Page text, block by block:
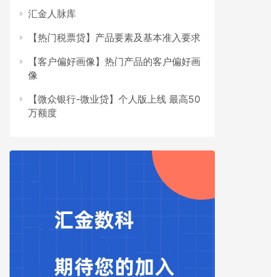
汇金人脉库
【热门税票贷】产品要素及基本准入要求
【客户偏好画像】热门产品的客户偏好画
像
【微众银行-微业贷】个人版上线 最高50
万额度